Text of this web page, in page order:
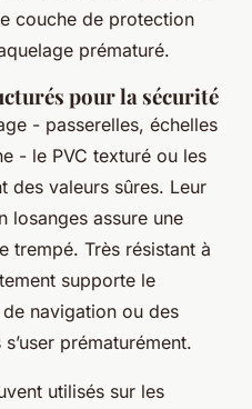
couche de protection
prématuré.
pour la sécurité
- passerelles, échelles
- le PVC texturé ou les
des valeurs sûres. Leur
losanges assure une
trempé. Très résistant à
supporte le
navigation ou des
prématurément.
utilisés sur les